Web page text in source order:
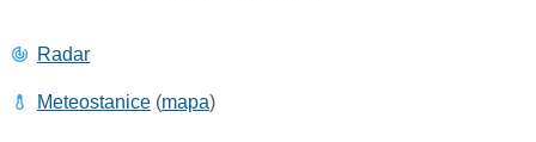
Radar
Meteostanice (mapa)